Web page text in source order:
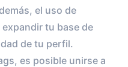
el uso de
tu base de
de tu perfil.
es posible unirse a